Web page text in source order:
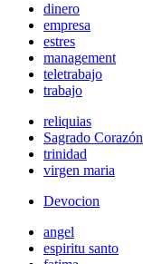
dinero
empresa
estres
management
teletrabajo
trabajo
reliquias
Sagrado Corazón
trinidad
virgen maria
Devocion
angel
espiritu santo